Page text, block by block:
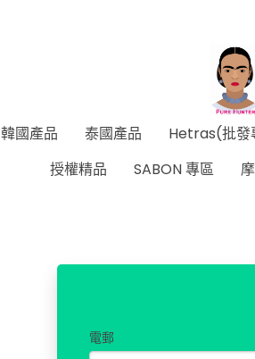
韓國產品 泰國產品 Hetras(批發
授權精品
SABON 專區
電郵